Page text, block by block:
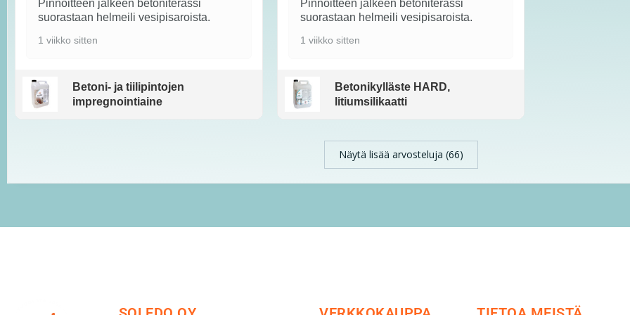
Pinnoitteen jälkeen betoniterassi
suorastaan helmeili vesipisaroista.
1 viikko sitten
Betoni- ja tiilipintojen
impregnointiaine
Pinnoitteen jälkeen betoniterassi
suorastaan helmeili vesipisaroista.
1 viikko sitten
Betonikylläste HARD,
litiumsilikaatti
Näytä lisää arvosteluja (66)